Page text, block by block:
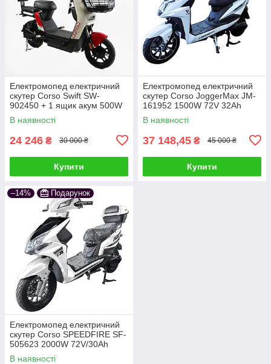
Електромопед електричний
скутер Corso Swift SW-
902450 + 1 ящик акум 500W
60V/20Ah біло-червоний
В наявності
24 246 ₴ 30 000 ₴
Купити
Електромопед електричний
скутер Corso JoggerMax JM-
161952 1500W 72V 32Ah
білий УЦІНКА (запаяне
пластикове заднє крил
В наявності
37 148,45 ₴ 45 000 ₴
Купити
–14% Подарунок
Електромопед електричний
скутер Corso SPEEDFIRE SF-
505623 2000W 72V/30Ah
білий
В наявності